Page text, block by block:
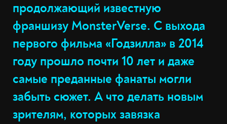
продолжающий известную
франшизу MonsterVerse. С выхода
первого фильма «Годзилла» в 2014
году прошло почти 10 лет и даже
самые преданные фанаты могли
забыть сюжет. А что делать новым
зрителям, которых завязка